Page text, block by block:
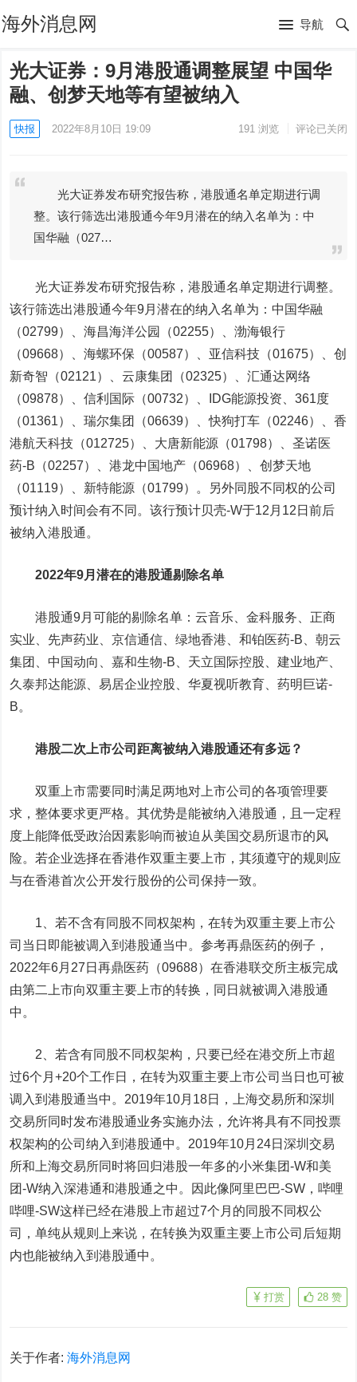
海外消息网 导航
光大证券：9月港股通调整展望 中国华
融、创梦天地等有望被纳入
快报 2022年8月10日 19:09 191浏览 评论已关闭
光大证券发布研究报告称，港股通名单定期进行调
整。该行筛选出港股通今年9月潜在的纳入名单为：中
国华融（027…
光大证券发布研究报告称，港股通名单定期进行调整。
该行筛选出港股通今年9月潜在的纳入名单为：中 国华融
（02799）、海昌海洋公园 （02255）、渤海银行
（09668）、海螺环保 （00587）、 亚信科技 （01675）、创
新奇智 （02121）、云康集团 （02325）、汇通达网络
（09878）、信利国际 （00732）、IDG能源投资、361度
（01361）、瑞尔集团 （06639）、快狗打车 （02246）、香
港航天科技 （012725）、 大唐新能源 （01798）、圣诺医
药-B （02257）、港龙中国地产 （06968）、创梦天地
（01119）、 新特能源 （01799）。另外同股不同权的公司
预计纳入时间会有不同。该行预计贝壳-W于12月12日前后
被纳入港股通。
2022年9月潜在的港股通剔除名单
港股通9月可能的剔除名单：云音乐 、金科服务
正商
实业
先声药业 、京信通信 、绿地香港 、和铂医药-B 、朝云
集团
中国动向 、嘉和生物-B 天立国际控股 、建业地产
久泰邦达能源 、易居企业控股 、华夏视听教育 、药明巨诺-
B。
港股二次上市公司距离被纳入港股通还有多远？
双重上市需要同时满足两地对上市公司的各项管理要
求，整体要求更严格。其优势是能被纳入港股通，且一定程
度上能降低受政治因素影响而被迫从美国交易所退市的风
险。若企业选择在香港作双重主要上市，其须遵守的规则应
与在香港首次公开发行股份的公司保持一致。
1、若不含有同股不同权架构，在转为双重主要上市公
司当日即能被调入到港股通当中。参考再鼎医药的例子，
2022年6月27日再鼎医药（09688）在香港联交所主板完成
由第二上市向双重主要上市的转换，同日就被调入港股通
中。
2、若含有同股不同权架构，只要已经在港交所上市超
过6个月+20个工作日，在转为双重主要上市公司当日也可被
调入到港股通当中。2019年10月18日，上海交易所和深圳
交易所同时发布港股通业务实施办法，允许将具有不同投票
权架构的公司纳入到港股通中。2019年10月24日深圳交易
所和上海交易所同时将回归港股一年多的小米集团-W和美
团-W纳入深港通和港股通之中。因此像阿里巴巴-SW ， 哔哩
哔哩-SW这样已经在港股上市超过7个月的同股不同权公
司，单纯从规则上来说，在转换为双重主要上市公司后短期
内也能被纳入到港股通中。
28 赞
打赏
关于作者:海外消息网